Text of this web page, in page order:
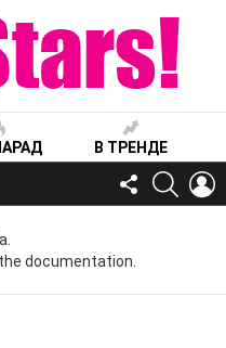
В ТРЕНДЕ
FOLLOW
US
documentation.